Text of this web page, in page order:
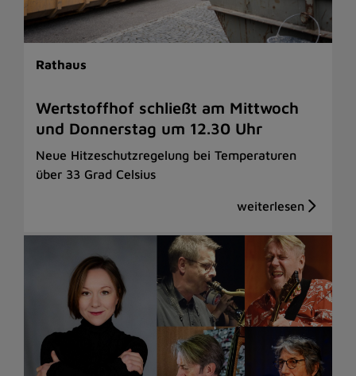
Rathaus
Wertstoffhof schließt am Mittwoch
und Donnerstag um 12.30 Uhr
Neue Hitzeschutzregelung bei Temperaturen
über 33 Grad Celsius